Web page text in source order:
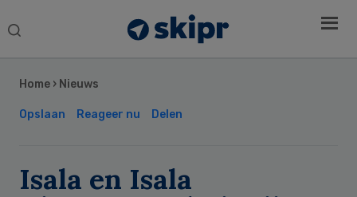
Search
Home › Nieuws
Opslaan Reageer nu Delen
Isala en Isala
Sidebar